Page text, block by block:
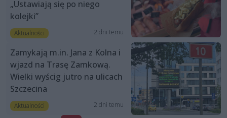
„Ustawiają się po niego
kolejki”
Aktualności 2 dni temu
Zamykają m.in. Jana z Kolna i
wjazd na Trasę Zamkową.
Wielki wyścig jutro na ulicach
Szczecina
Aktualności 2 dni temu